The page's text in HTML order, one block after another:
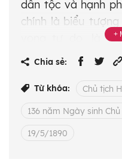
dân tộc và hạnh
chính là biểu
vọng tự do, là
ngời, là cội
ra con đường cứu
mà còn là người
Chia sẻ:
Từ khóa: Chủ tịch
136 năm Ngày sinh
19/5/1890